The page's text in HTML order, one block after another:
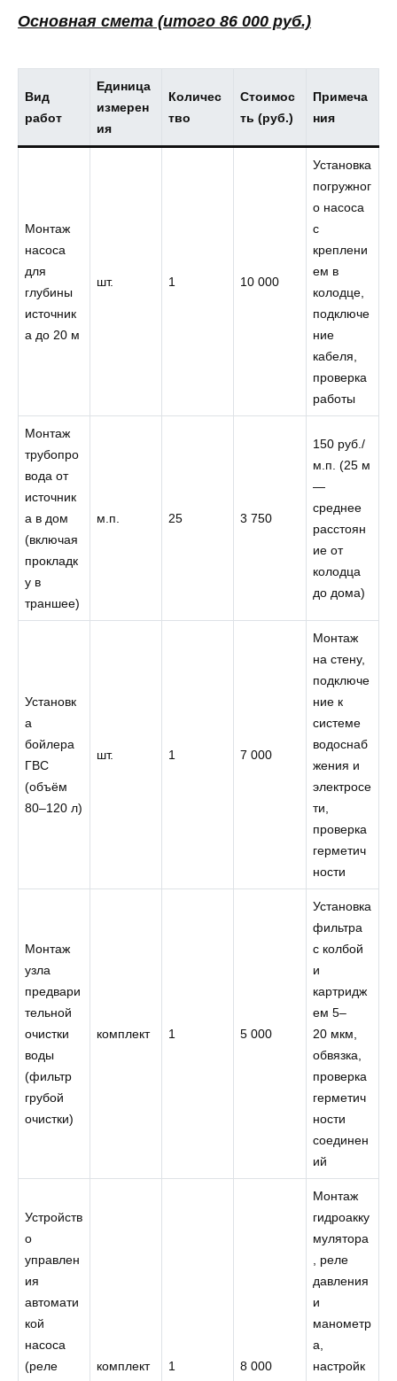
Основная смета (итого 86 000 руб.)
Вид
работ
Единица
измерен
ия
Количес
тво
Стоимос
ть (руб.)
Примеча
ния
Монтаж
насоса
для
глубины
источник
а до 20 м
шт. 1 10 000
Установка
погружног
о насоса
с
креплени
ем в
колодце,
подключе
ние
кабеля,
проверка
работы
Монтаж
трубопро
вода от
источник
а в дом
(включая
прокладк
у в
траншее)
м.п. 25 3 750
150 руб./
м.п. (25 м
—
среднее
расстоян
ие от
колодца
до дома)
Установк
а
бойлера
ГВС
(объём
80–120 л)
шт. 1 7 000
Монтаж
на стену,
подключе
ние к
системе
водоснаб
жения и
электросе
ти,
проверка
герметич
ности
Монтаж
узла
предвари
тельной
очистки
воды
(фильтр
грубой
очистки)
комплект 1 5 000
Установка
фильтра
с колбой
и
картридж
ем 5–
20 мкм,
обвязка,
проверка
герметич
ности
соединен
ий
Устройств
о
управлен
ия
автомати
кой
насоса
(реле
комплект 1 8 000
Монтаж
гидроакку
мулятора
, реле
давления
и
манометр
а,
настройк